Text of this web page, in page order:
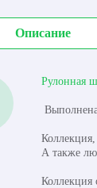
Описание
Рулонная
А также
Коллекция